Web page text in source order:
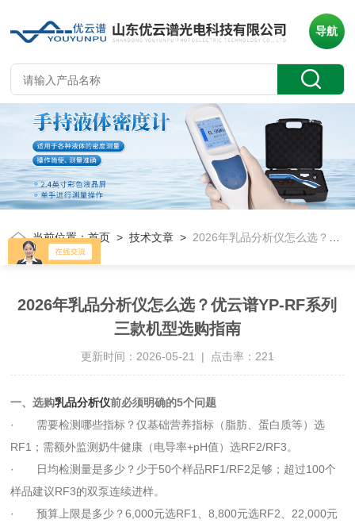
导航
当前位置：首页 >技术文章 >2026年乳品分析仪怎么选？优云谱YP-RF系列三款机型选购指南
2026年乳品分析仪怎么选？优云谱YP-RF系列
三款机型选购指南
更新时间：2026-05-21 | 点击率：221
一、选购乳品分析仪前必须明确的5个问题
· 需要检测哪些指标？仅基础营养指标（脂肪、蛋白质等）选
RF1；需额外监测奶牛健康（电导率+pH值）选RF2/RF3。
· 日均检测量是多少？少于50个样品RF1/RF2足够；超过100个
样品建议RF3的双泵连续进样。
· 预算上限是多少？6,000元选RF1、8,800元选RF2、22,000元